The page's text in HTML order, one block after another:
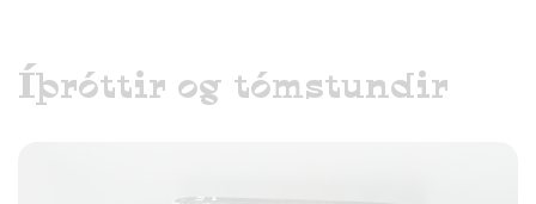
Íþróttir og tómstundir